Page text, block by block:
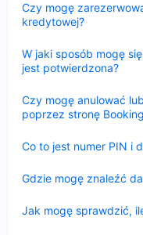
Czy mogę
kredytowej?
W jaki sposób mogę
jest potwierdzona?
Czy mogę anulować
poprzez stronę
Co to jest numer PIN i
Gdzie mogę znaleźć
Jak mogę sprawdzić,